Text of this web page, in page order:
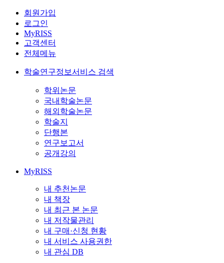
회원가입
로그인
MyRISS
고객센터
전체메뉴
학술연구정보서비스 검색
학위논문
국내학술논문
해외학술논문
학술지
단행본
연구보고서
공개강의
MyRISS
내 추천논문
내 책장
내 최근 본 논문
내 저작물관리
내 구매·신청 현황
내 서비스 사용권한
내 관심 DB